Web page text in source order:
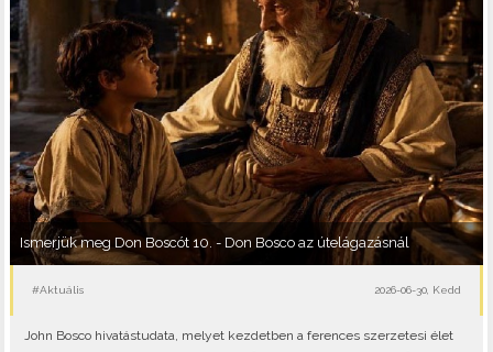
Ismerjük meg Don Boscót 10. - Don Bosco az útelágazásnál
#Aktuális 2026-06-30, Kedd
John Bosco hivatástudata, melyet kezdetben a ferences szerzetesi élet